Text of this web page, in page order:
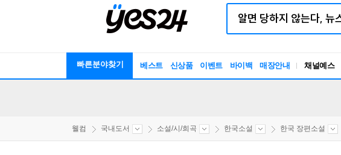
빠른분야찾기 베스트 신상품 이벤트 바이백 매장안내 채널예스
웰컴 국내도서 소설/시/희곡 한국소설 한국 장편소설